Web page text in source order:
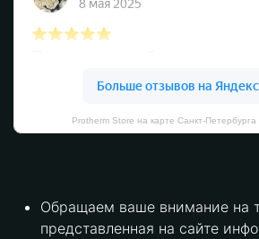
Protherm Store на карте
Обращаем ваше внимание на
представленная на сайте